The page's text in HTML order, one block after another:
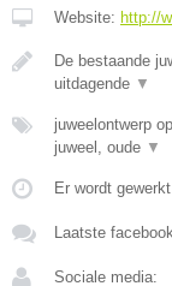
Website: http://
De bestaande
uitdagende ▼
juweelontwerp
juweel, oude ▼
Er wordt
Laatste
Sociale media: